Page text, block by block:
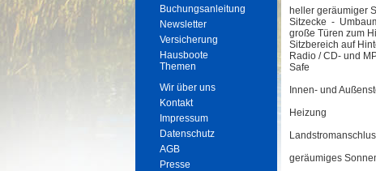
Buchungsanleitung
Newsletter
Versicherung
Hausboote
Themen
Wir über uns
Kontakt
Impressum
Datenschutz
AGB
Presse
heller geräumiger
Sitzecke -
große Türen zum
Sitzbereich auf
Radio / CD- und
Safe
Innen- und
Heizung
geräumiges